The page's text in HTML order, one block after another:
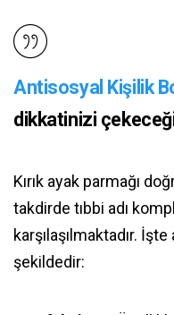
Antisosyal Kişilik
dikkatinizi
Kırık ayak parmağı
takdirde tıbbi adı
karşılaşılmaktadır.
şekildedir: